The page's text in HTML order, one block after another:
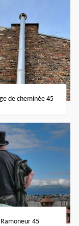
de cheminée 45
Ramoneur 45